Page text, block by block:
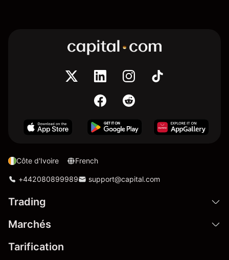
Côte d'Ivoire French
+442080899989 support@capital.com
Trading
Marchés
Tarification